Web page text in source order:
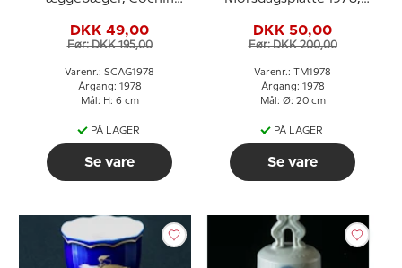
DKK 49,00
Før: DKK 195,00
Varenr.: SCAG1978
Årgang: 1978
Mål: H: 6 cm
PÅ LAGER
Se vare
DKK 50,00
Før: DKK 200,00
Varenr.: TM1978
Årgang: 1978
Mål: Ø: 20 cm
PÅ LAGER
Se vare